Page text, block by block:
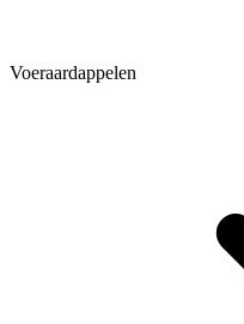
Voeraardappelen